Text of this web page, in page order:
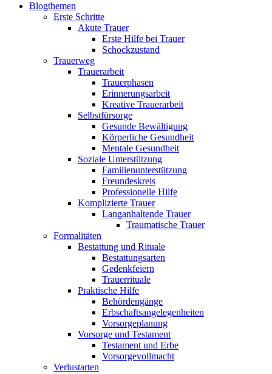
Blogthemen
Erste Schritte
Akute Trauer
Erste Hilfe bei Trauer
Schockzustand
Trauerweg
Trauerarbeit
Trauerphasen
Erinnerungsarbeit
Kreative Trauerarbeit
Selbstfürsorge
Gesunde Bewältigung
Körperliche Gesundheit
Mentale Gesundheit
Soziale Unterstützung
Familienunterstützung
Freundeskreis
Professionelle Hilfe
Komplizierte Trauer
Langanhaltende Trauer
Traumatische Trauer
Formalitäten
Bestattung und Rituale
Bestattungsarten
Gedenkfeiern
Trauerrituale
Praktische Hilfe
Behördengänge
Erbschaftsangelegenheiten
Vorsorgeplanung
Vorsorge und Testament
Testament und Erbe
Vorsorgevollmacht
Verlustarten